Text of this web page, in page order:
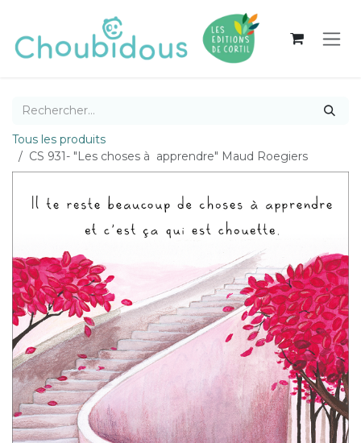
Tous les produits
CS 931- "Les choses à apprendre" Maud Roegiers